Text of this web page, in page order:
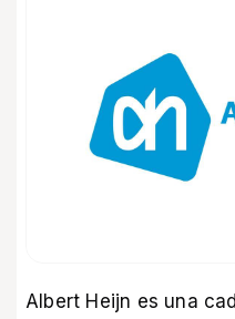
Albert Heijn es una